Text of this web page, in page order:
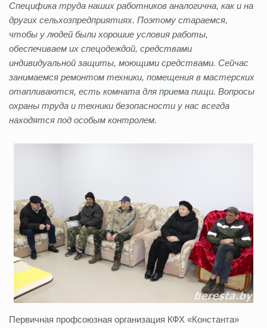
Специфика труда наших работников аналогична, как и на
других сельхозпредприятиях. Поэтому стараемся,
чтобы у людей были хорошие условия работы,
обеспечиваем их спецодеждой, средствами
индивидуальной защиты, моющими средствами. Сейчас
занимаемся ремонтом техники, помещения в мастерских
отапливаются, есть комната для приема пищи. Вопросы
охраны труда и техники безопасности у нас всегда
находятся под особым контролем.
Первичная профсоюзная организация КФХ «Константа»